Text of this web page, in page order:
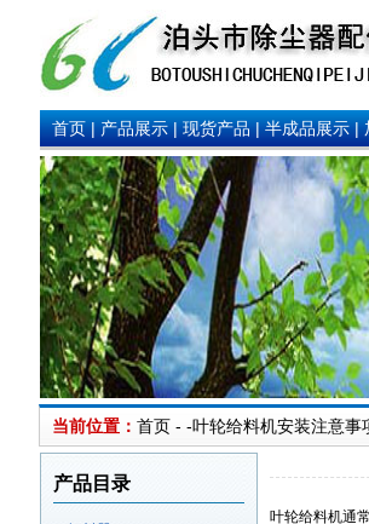
首页|产品展示|现货产品|半成品展示|
当前位置： 首页 - -叶轮给料机安装注意事
产品目录
叶轮给料机通